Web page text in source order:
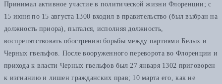
Принимал активное участие в политической жизни Флоренции; с
15 июня по 15 августа 1300 входил в правительство (был выбран на
должность приора), пытался, исполняя должность,
воспрепятствовать обострению борьбы между партиями Белых и
Черных гвельфов. После вооруженного переворота во Флоренции и
прихода к власти Черных гвельфов был 27 января 1302 приговорен
к изгнанию и лишен гражданских прав; 10 марта его, как не